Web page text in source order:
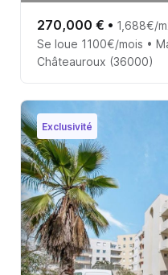
270,000 € • 1,688€/
Se loue 1100€/mois •
Châteauroux (36000)
Exclusivité